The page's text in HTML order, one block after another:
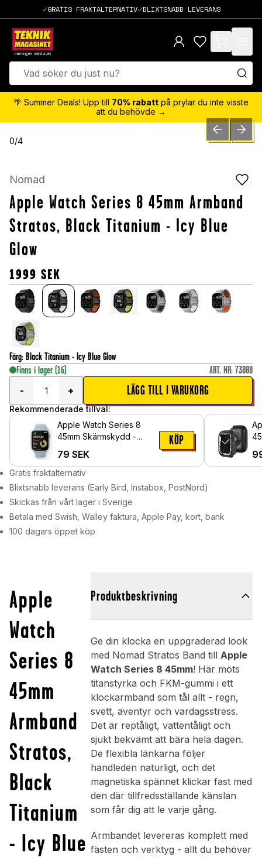
GRATIS FRAKTALTERNATIV BLIXTSNABB LEVERANS
items in cart,
🌴 Summer Deals! Upp till 70% rabatt på prylar du inte visste
att du behövde →
0/4 PREVIOUSNEXT
Nomad
Apple Watch Series 8 45mm Armband
Stratos, Black Titanium - Icy Blue
Glow
1999 SEK
Färg: Black Titanium - Icy Blue Glow
Finns i lager (16) ART. NR: 73888
-
+ LÄGG TILL I VARUKORG
Rekommenderade tillval:
Apple Watch Series 8
45mm Skärmskydd -
79 SEK
KÖP
Gratis fraktalternativ
Blixtsnabb leverans (Early Bird, Instabox, PostNord)
Skickas från vårt lager i Sverige
Betala med Swish, Walley faktura, Apple Pay, kort, bank
100 dagars öppet köp
Apple
Watch
Series 8
45mm
Armband
Stratos,
Black
Titanium
- Icy Blue
Produktbeskrivning
Ge din klocka en uppgraderad look
med Nomad Stratos Band till Apple
Watch Series 8 45mm! Här möts
titanstyrka och FKM-gummi i ett
klockarmband som tål allt - regn,
svett, äventyr och vardagsstress.
Det är reptåligt, vattentåligt och
sjukt bekvämt att bära hela dagen.
De flexibla länkarna följer
handleden naturligt, och det
magnetiska spännet klickar fast med
den där tillfredsställande känslan
som får dig att le varje gång.
Armbandet levereras komplett med
fästen och verktyg - allt du behöver